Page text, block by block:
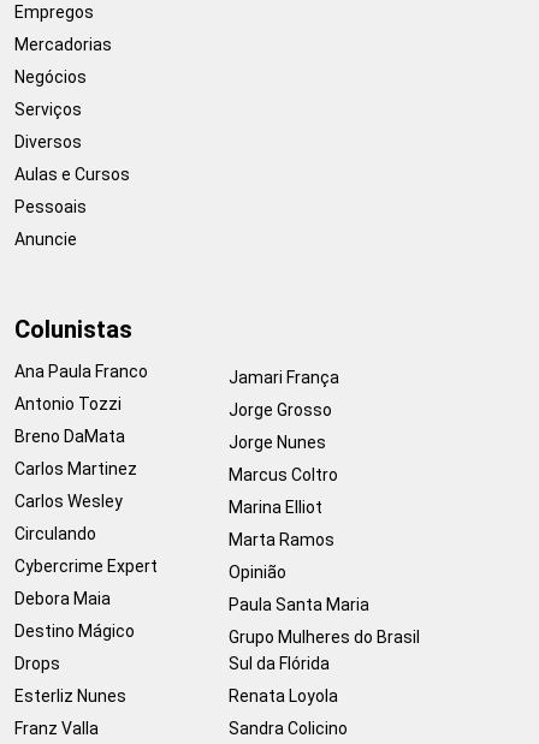
Empregos
Mercadorias
Negócios
Serviços
Diversos
Aulas e Cursos
Pessoais
Anuncie
Colunistas
Ana Paula Franco
Antonio Tozzi
Breno DaMata
Carlos Martinez
Carlos Wesley
Circulando
Cybercrime Expert
Debora Maia
Destino Mágico
Drops
Esterliz Nunes
Franz Valla
Jamari França
Jorge Grosso
Jorge Nunes
Marcus Coltro
Marina Elliot
Marta Ramos
Opinião
Paula Santa Maria
Grupo Mulheres do Brasil
Sul da Flórida
Renata Loyola
Sandra Colicino